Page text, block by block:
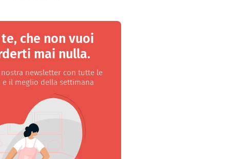
che non vuoi
mai nulla.
nostra newsletter con tutte le
e il meglio della settimana